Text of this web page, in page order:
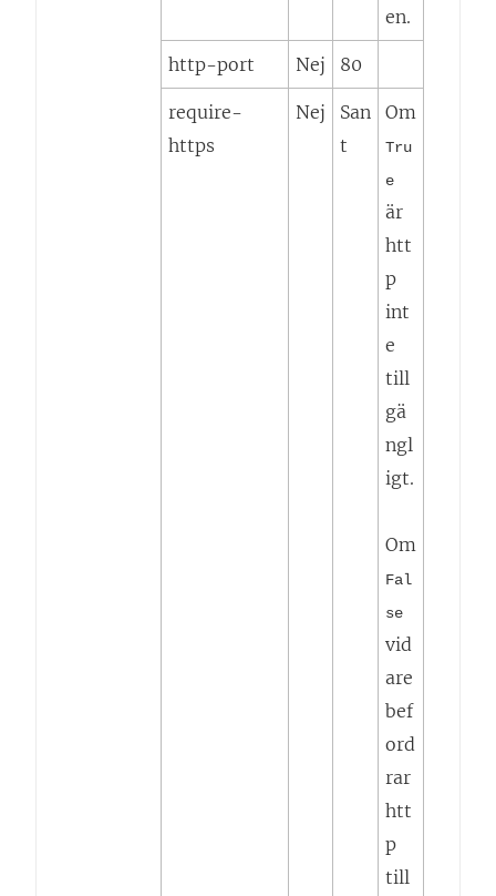
en.
http-port Nej 80
require-
https
Nej
San
t
Om
Tru
e
är
htt
p
int
e
till
gä
ngl
igt.
Om
Fal
se
vid
are
bef
ord
rar
htt
p
till